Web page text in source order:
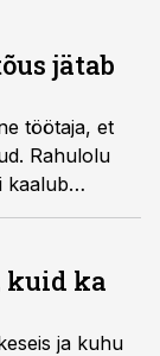
jätab
töötaja, et
Rahulolu
kaalub
kuid ka
ja kuhu